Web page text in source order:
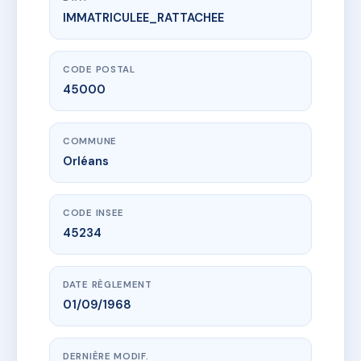
www.vme.plus/AC6785166
1 RUE DES MINIMES
1 r des minimes
IMMATRICULEE_RATTACHEE
CODE POSTAL
45000
COMMUNE
Orléans
CODE INSEE
45234
DATE RÈGLEMENT
01/09/1968
DERNIÈRE MODIF.